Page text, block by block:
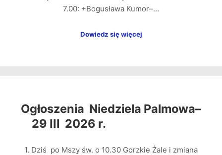
7.00: +Bogusława Kumor–…
Dowiedz się więcej
Ogłoszenia Niedziela Palmowa–
29 III 2026 r.
1. Dziś po Mszy św. o 10.30 Gorzkie Żale i zmiana